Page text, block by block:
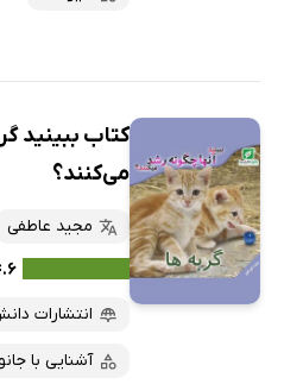
کتاب ببینید
می‌کنند؟
مجید عاطفی
انتشارات
آشنایی با